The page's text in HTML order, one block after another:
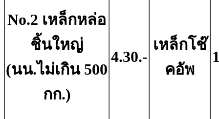
No.2 เหล็กหล่อ
ชิ้นใหญ่
(นน.ไม่เกิน 500
กก.)
4.30.-
เหล็กโช๊
คอัพ